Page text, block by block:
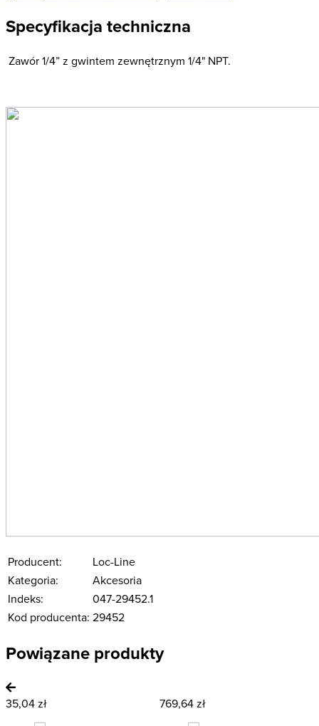
Specyfikacja techniczna
Zawór 1/4” z gwintem zewnętrznym 1/4" NPT.
Producent:
Loc-Line
Kategoria:
Akcesoria
Indeks:
047-29452.1
Kod producenta: 29452
Powiązane produkty
35,04 zł 769,64 zł